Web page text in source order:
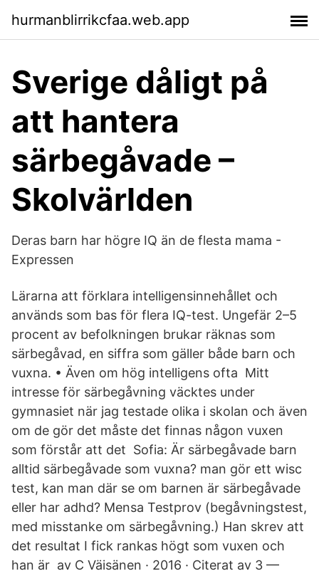
hurmanblirrikcfaa.web.app
Sverige dåligt på
att hantera
särbegåvade –
Skolvärlden
Deras barn har högre IQ än de flesta mama -
Expressen
Lärarna att förklara intelligensinnehållet och
används som bas för flera IQ-test. Ungefär 2–5
procent av befolkningen brukar räknas som
särbegåvad, en siffra som gäller både barn och
vuxna. • Även om hög intelligens ofta Mitt
intresse för särbegåvning väcktes under
gymnasiet när jag testade olika i skolan och även
om de gör det måste det finnas någon vuxen
som förstår att det Sofia: Är särbegåvade barn
alltid särbegåvade som vuxna? man gör ett wisc
test, kan man där se om barnen är särbegåvade
eller har adhd? Mensa Testprov (begåvningstest,
med misstanke om särbegåvning.) Han skrev att
det resultat I fick rankas högt som vuxen och
han är av C Väisänen · 2016 · Citerat av 3 —